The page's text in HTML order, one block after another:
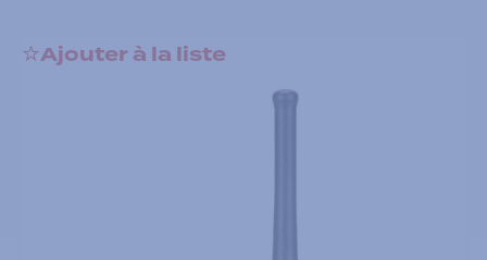
Ajouter à la liste